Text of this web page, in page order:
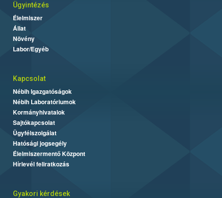
Ügyintézés
Élelmiszer
Állat
Növény
Labor/Egyéb
Kapcsolat
Nébih Igazgatóságok
Nébih Laboratóriumok
Kormányhivatalok
Sajtókapcsolat
Ügyfélszolgálat
Hatósági jogsegély
Élelmiszermentő Központ
Hírlevél feliratkozás
Gyakori kérdések